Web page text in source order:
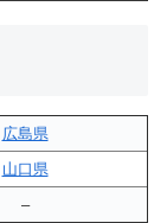
広島県
山口県
–